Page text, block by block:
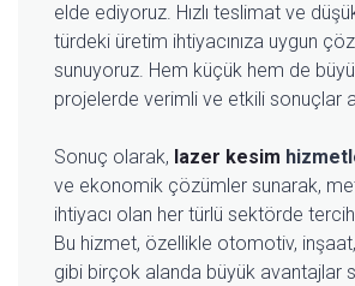
elde ediyoruz. Hızlı teslimat ve
türdeki üretim ihtiyacınıza uygun
sunuyoruz. Hem küçük hem de
projelerde verimli ve etkili sonuçlar
Sonuç olarak, lazer kesim
ve ekonomik çözümler sunarak,
ihtiyacı olan her türlü sektörde
Bu hizmet, özellikle otomotiv,
gibi birçok alanda büyük avantajlar